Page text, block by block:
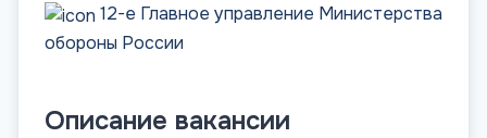
12-е Главное управление Министерства
обороны России
Описание вакансии